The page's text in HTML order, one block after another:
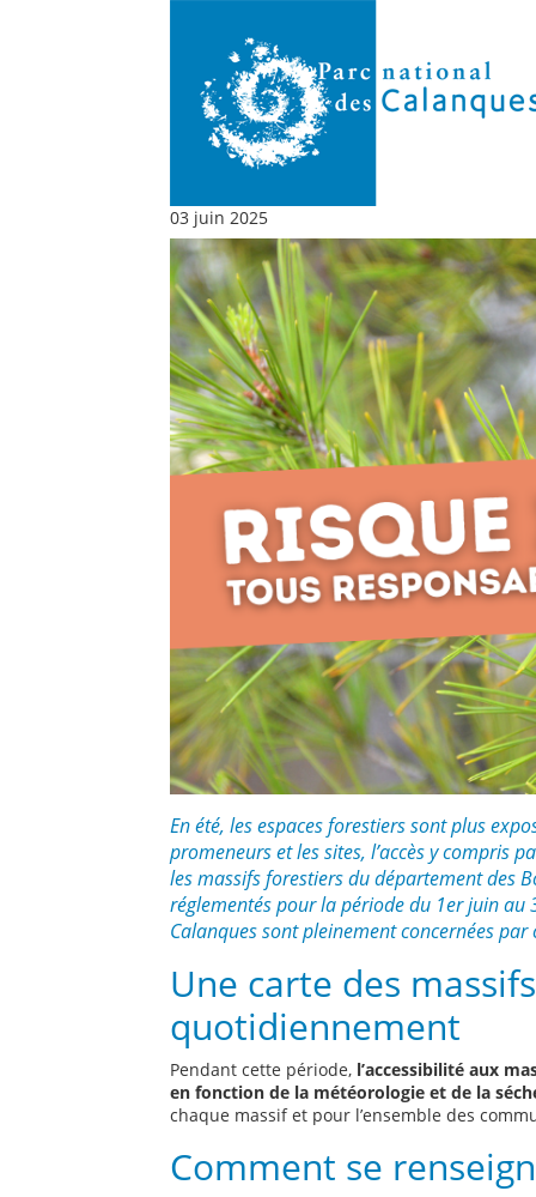
03 juin 2025
En été, les espaces forestiers sont plus
promeneurs et les sites, l’accès y compris
les massifs forestiers du département des
réglementés pour la période du 1er juin au
Calanques sont pleinement concernées
Une carte des
quotidiennement
Pendant cette période, l’accessibilité aux
en fonction de la météorologie et de la
chaque massif et pour l’ensemble des
Comment se